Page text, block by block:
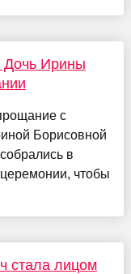
Дочь Ирины
с
Борисовной
в
чтобы
стала лицом